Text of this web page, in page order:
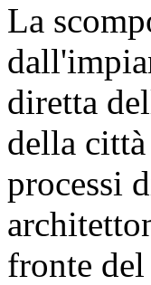
La
diretta
della
processi
fronte